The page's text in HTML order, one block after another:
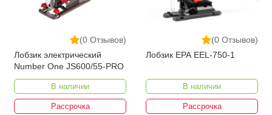
(0 Отзывов)
Лобзик электрический
Number One JS600/55-PRO
В наличии
Рассрочка
(0 Отзывов)
Лобзик EPA EEL-750-1
В наличии
Рассрочка